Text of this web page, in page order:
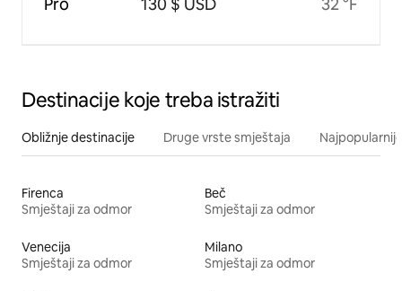
Destinacije koje treba istražiti
Obližnje destinacije Druge vrste smještaja
Firenca
Smještaji za odmor
Beč
Smještaji za odmor
Venecija
Smještaji za odmor
Milano
Smještaji za odmor